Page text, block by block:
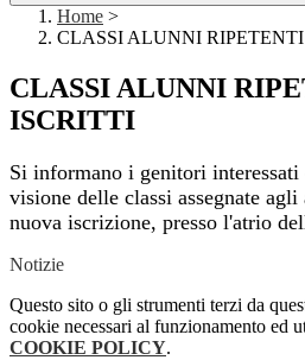
Home >
CLASSI ALUNNI
CLASSI ALUNNI
ISCRITTI
Si informano i genitori interessati
visione delle classi assegnate
nuova iscrizione, presso l'atrio
Notizie
Questo sito o gli strumenti terzi da
cookie necessari al funzionamento ed
COOKIE POLICY.